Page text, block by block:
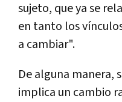
sujeto, que ya se
en tanto los
a cambiar".
De alguna manera,
implica un cambio